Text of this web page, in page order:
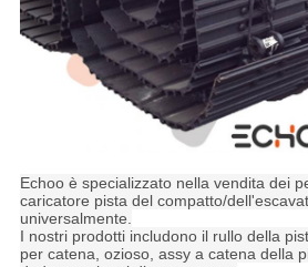
Echoo è specializzato nella vendita dei
caricatore pista del compatto/
universalmente.
I nostri prodotti includono il rullo della
per catena, ozioso, assy a catena della